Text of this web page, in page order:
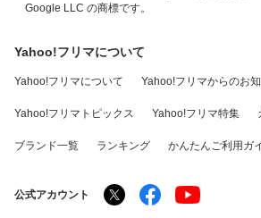
Google LLC の商標です。
Yahoo!フリマについて
Yahoo!フリマについて Yahoo!フリマからのお
Yahoo!フリマトピックス Yahoo!フリマ特集
ブランド一覧 ランキング かんたんご利用ガ
公式アカウント